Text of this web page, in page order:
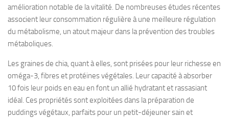
amélioration notable de la vitalité. De nombreuses études récentes
associent leur consommation régulière à une meilleure régulation
du métabolisme, un atout majeur dans la prévention des troubles
métaboliques.
Les graines de chia, quant à elles, sont prisées pour leur richesse en
oméga-3, fibres et protéines végétales. Leur capacité à absorber
10 fois leur poids en eau en font un allié hydratant et rassasiant
idéal. Ces propriétés sont exploitées dans la préparation de
puddings végétaux, parfaits pour un petit-déjeuner sain et